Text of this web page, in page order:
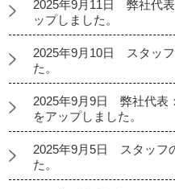
2025年9月11日 弊社代
ップしました。
2025年9月10日 スタッ
た。
2025年9月9日 弊社代表
をアップしました。
2025年9月5日 スタッフ
た。